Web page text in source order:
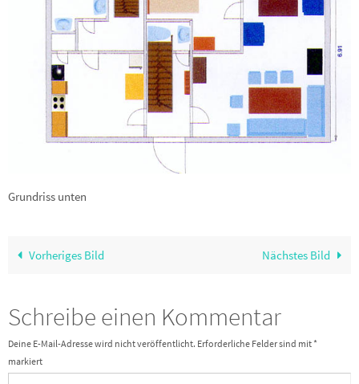
Grundriss unten
Vorheriges Bild Nächstes Bild
Schreibe einen Kommentar
Deine E-Mail-Adresse wird nicht veröffentlicht. Erforderliche Felder sind mit *
markiert